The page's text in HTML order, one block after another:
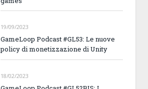
19/09/2023
GameLoop Podcast #GL53: Le nuove
policy di monetizzazione di Unity
18/02/2023